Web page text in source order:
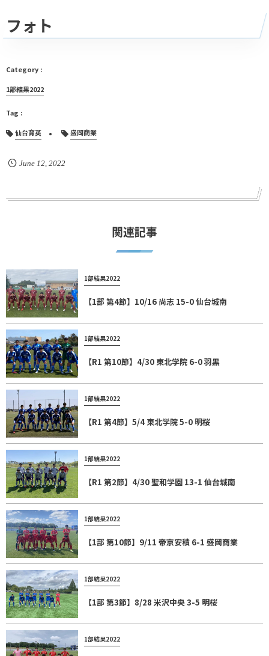
フォト
1部結果2022
仙台育英 盛岡商業
June 12, 2022
関連記事
1部結果2022
【1部 第4節】10/16 尚志 15-0 仙台城南
1部結果2022
【R1 第10節】4/30 東北学院 6-0 羽黒
1部結果2022
【R1 第4節】5/4 東北学院 5-0 明桜
1部結果2022
【R1 第2節】4/30 聖和学園 13-1 仙台城南
1部結果2022
【1部 第10節】9/11 帝京安積 6-1 盛岡商業
1部結果2022
【1部 第3節】8/28 米沢中央 3-5 明桜
1部結果2022